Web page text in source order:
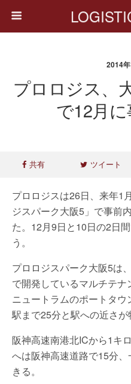
2014
プロロジス、
で12月
共有 ツイート
プロロジスは26日、来年1
ジスパーク大阪5」で事前
た。12月9日と10日の2日
う。
プロロジスパーク大阪5は
で開発しているマルチテ
ニュートラムのポートタ
駅まで25分と駅への近さが
阪神高速南港北ICから1キ
へは阪神高速道路で15分
きる。